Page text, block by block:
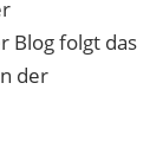
Blog folgt das
der